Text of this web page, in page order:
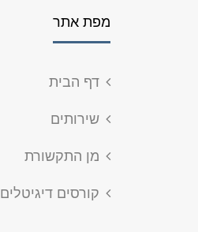
מפת אתר
דף הבית
שירותים
מן התקשורת
קורסים דיגיטלים